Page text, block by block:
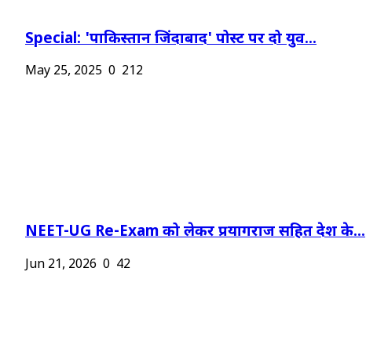
Special: 'पाकिस्तान जिंदाबाद' पोस्ट पर दो युव...
May 25, 2025 0 212
NEET-UG Re-Exam को लेकर प्रयागराज सहित देश के...
Jun 21, 2026 0 42